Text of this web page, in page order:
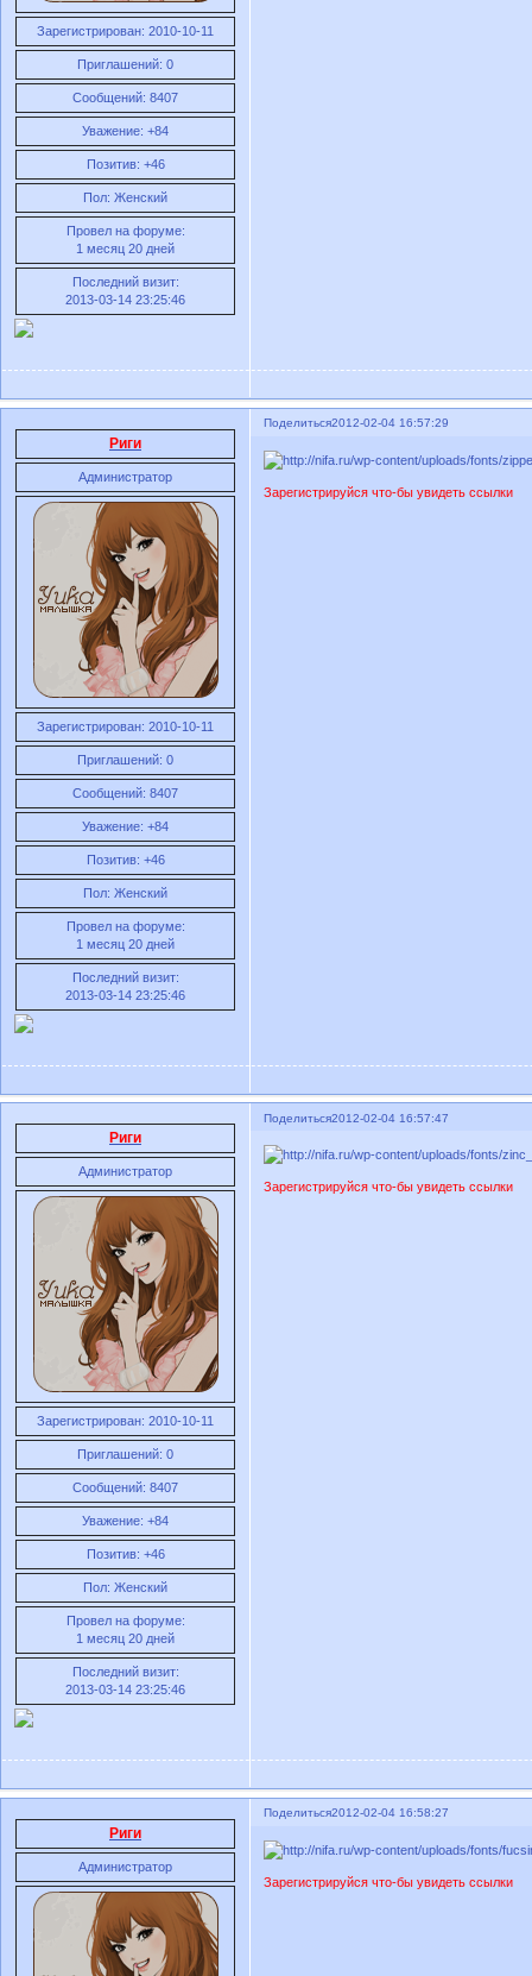
Зарегистрирован: 2010-10-11
Приглашений: 0
Сообщений: 8407
Уважение: +84
Позитив: +46
Пол: Женский
Провел на форуме:
1 месяц 20 дней
Последний визит:
2013-03-14 23:25:46
Поделиться2012-02-04 16:57:29
Риги
Администратор
Зарегистрирован: 2010-10-11
Приглашений: 0
Сообщений: 8407
Уважение: +84
Позитив: +46
Пол: Женский
Провел на форуме:
1 месяц 20 дней
Последний визит:
2013-03-14 23:25:46
Зарегистрируйся что-бы увидеть ссылки
Поделиться2012-02-04 16:57:47
Риги
Администратор
Зарегистрирован: 2010-10-11
Приглашений: 0
Сообщений: 8407
Уважение: +84
Позитив: +46
Пол: Женский
Провел на форуме:
1 месяц 20 дней
Последний визит:
2013-03-14 23:25:46
Зарегистрируйся что-бы увидеть ссылки
Поделиться2012-02-04 16:58:27
Риги
Администратор
Зарегистрируйся что-бы увидеть ссылки